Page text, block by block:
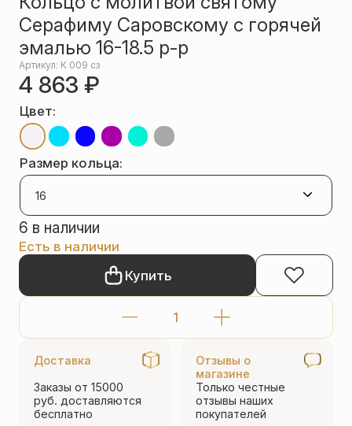
Серафиму Саровскому с горячей
эмалью 16-18.5 р-р
Артикул: К 009 сз
4 863 ₽
Цвет:
Размер кольца:
6 в наличии
Есть в наличии
Купить
Количество
Кольцо
молитвой
Доставка
Заказы от 15000
руб. доставляются
бесплатно
Отзывы о
магазине
Только честные
отзывы наших
покупателей